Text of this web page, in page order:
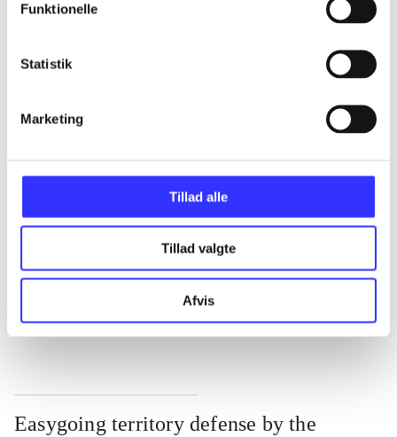
Funktionelle
Statistik
Marketing
Tillad alle
Tillad valgte
Afvis
Alle registrerede artikler fordelt på udgivelser
...
...
...
...
Easygoing territory defense by the